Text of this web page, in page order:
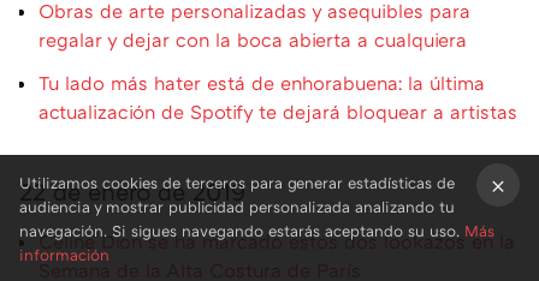
Obras de arte personalizadas y asequibles para
regalar y dejar con la boca abierta a cualquiera
Tu lado más hater está de enhorabuena: la última
actualización de Spotify te dejará bloquear a artistas
22 de enero de 2019
Céline Dion se ha marcado estos dos lookazos en la
Utilizamos cookies de terceros para generar estadísticas de
audiencia y mostrar publicidad personalizada analizando tu
navegación. Si sigues navegando estarás aceptando su uso. Más
información